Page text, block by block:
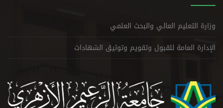
وزارة التعليم العالي والبحث العلمي
الإدارة العامة للقبول وتقويم وتوثيق الشهادات